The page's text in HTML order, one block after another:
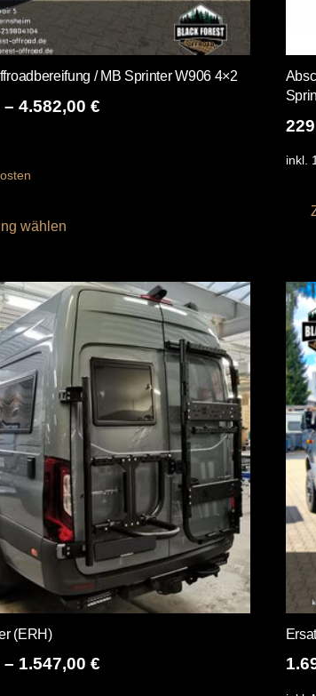
/ MB Sprinter W906 4×2
–4.582,00€
wählen
mehrere
Varianten
Die
Optionen
können
auf
der
Produktseite
gewählt
werden
inkl.
(ERH)
– 1.547,00€